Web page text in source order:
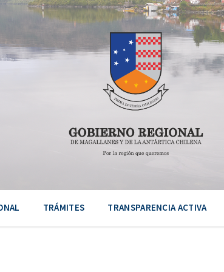
TRÁMITES TRANSPARENCIA ACTIVA